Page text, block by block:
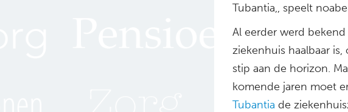
Tubantia,, speelt
Al eerder werd
ziekenhuis haalbaar
stip aan de horizon.
komende jaren moet
Tubantia de